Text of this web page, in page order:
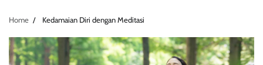
Home Kedamaian Diri dengan Meditasi